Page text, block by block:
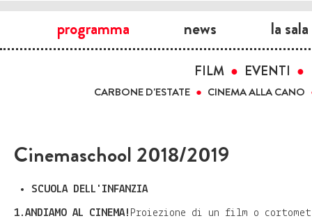
programma news la sala
FILM EVENTI
CARBONE D'ESTATE CINEMA ALLA CANO
Cinemaschool 2018/2019
SCUOLA DELL'INFANZIA
1.ANDIAMO AL CINEMA! Proiezione di un film o